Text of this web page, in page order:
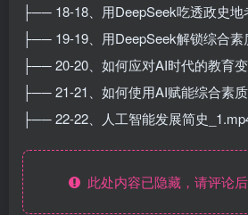
├── 18-18、用DeepSeek吃透政史地
├── 19-19、用DeepSeek解锁综合素
├── 20-20、如何应对AI时代的教育
├── 21-21、如何使用AI赋能综合素
├── 22-22、人工智能发展简史
此处内容已隐藏，请评论